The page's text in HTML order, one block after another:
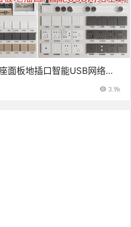
面板地插口智能USB网络空
图大师SU模型
3.9k